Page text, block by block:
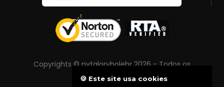
Copyrights © pvtgloryholebr 2026 - Todos os
direitos reservados
🍪 Este site usa cookies